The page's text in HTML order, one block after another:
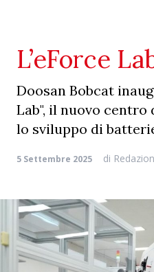
L’eForce
Doosan Bobcat
Lab", il nuovo centro
lo sviluppo di
5 Settembre 2025 di